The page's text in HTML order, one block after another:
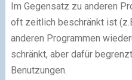
Im Gegensatz zu anderen
oft zeitlich beschränkt ist
anderen Programmen
schränkt, aber dafür
Benutzungen.